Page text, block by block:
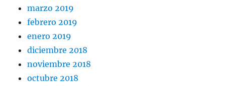
marzo 2019
febrero 2019
enero 2019
diciembre 2018
noviembre 2018
octubre 2018